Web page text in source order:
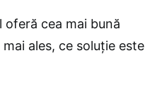
oferă cea mai bună
ales, ce soluție este